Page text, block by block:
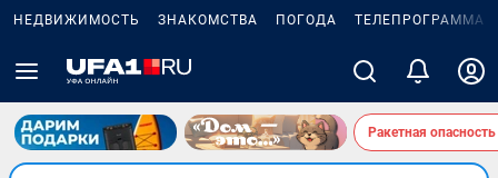
НЕДВИЖИМОСТЬ ЗНАКОМСТВА ПОГОДА ТЕЛЕПРОГРАММА
Ракетная